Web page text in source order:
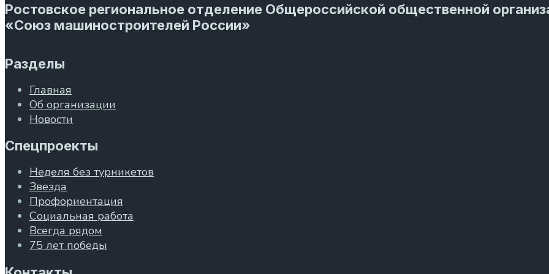
Ростовское региональное отделение Общероссийской общественной
«Союз машиностроителей России»
Разделы
Главная
Об организации
Новости
Спецпроекты
Неделя без турникетов
Звезда
Профориентация
Социальная работа
Всегда рядом
75 лет победы